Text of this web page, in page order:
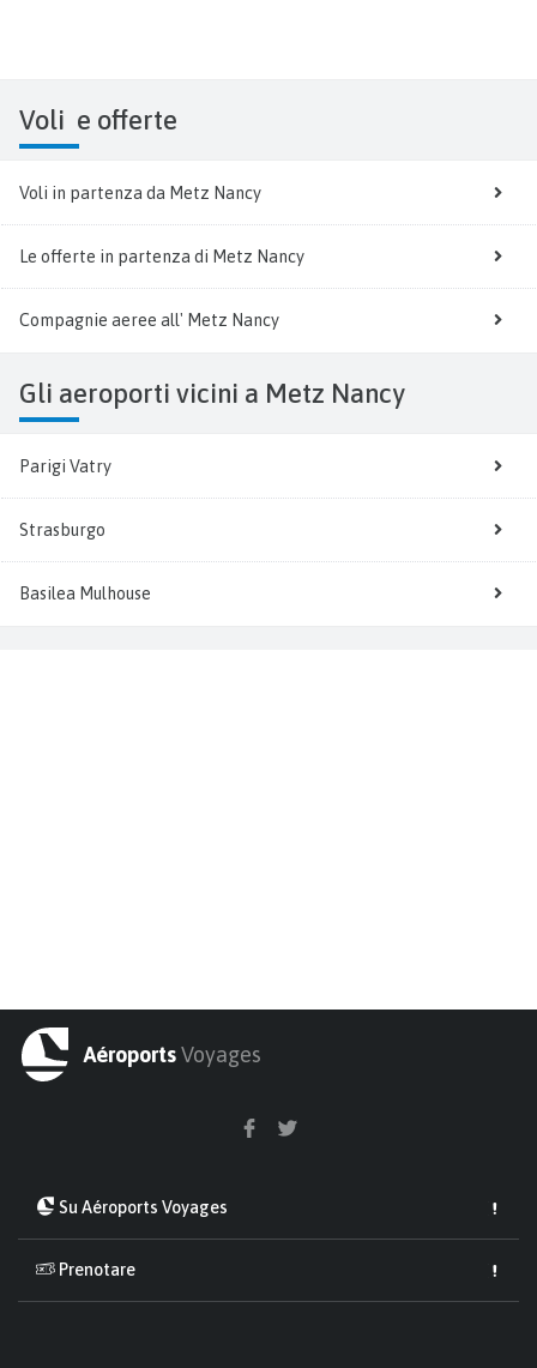
Voli e offerte
Voli in partenza da Metz Nancy
Le offerte in partenza di Metz Nancy
Compagnie aeree all' Metz Nancy
Gli aeroporti vicini a Metz Nancy
Parigi Vatry
Strasburgo
Basilea Mulhouse
AéroportsVoyages
Su Aéroports Voyages
Prenotare